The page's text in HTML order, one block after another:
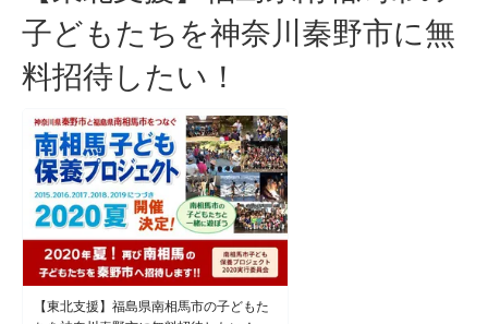
子どもたちを神奈川秦野市に無
料招待したい！